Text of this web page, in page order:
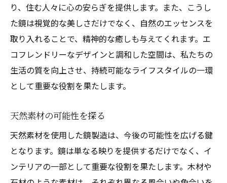
り、住む人々に心の安らぎを提供します。また、こうし
た鏡は視覚的な美しさだけでなく、自然のエッセンスを
取り入れることで、精神的な癒しも与えてくれます。エ
コフレンドリーなデザインと調和した空間は、私たちの
生活の質を向上させ、持続可能なライフスタイルの一環
として重要な役割を果たします。
天然素材の可能性を探る
天然素材を使用した鏡製造は、今後の可能性を広げる鍵
となります。鏡は単なる映りを提供するだけでなく、イ
ンテリアの一部として重要な役割を果たします。木材や